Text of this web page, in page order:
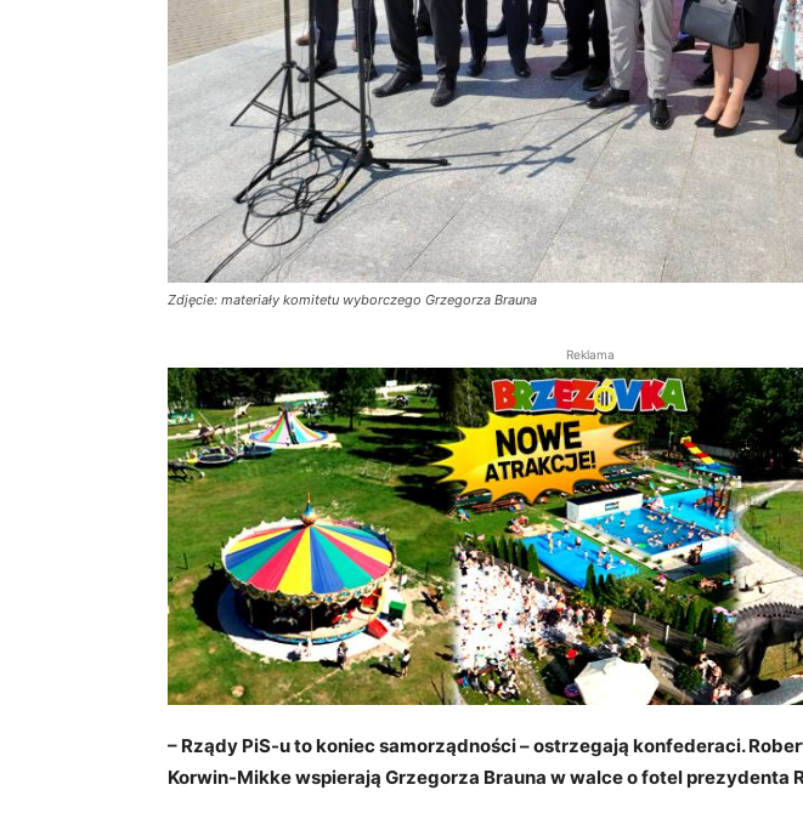
Zdjęcie: materiały komitetu wyborczego Grzegorza Brauna
Reklama
– Rządy PiS-u to koniec samorządności – ostrzegają konfederaci.
Korwin-Mikke wspierają Grzegorza Brauna w walce o fotel prezydenta